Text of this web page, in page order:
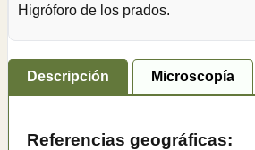
Higróforo de los prados.
Descripción Microscopía
Referencias geográficas: